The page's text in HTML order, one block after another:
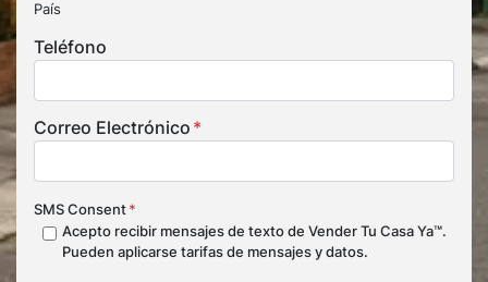
País
Teléfono
Correo Electrónico *
SMS Consent *
Acepto recibir mensajes de texto de Vender Tu Casa Ya™.
Pueden aplicarse tarifas de mensajes y datos.